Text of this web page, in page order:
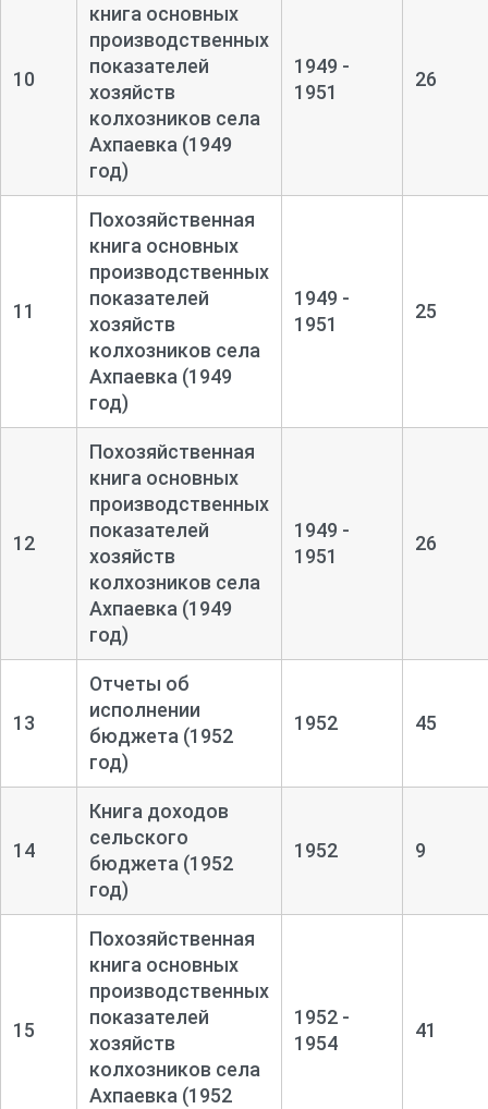
10
книга основных
производственных
показателей
хозяйств
колхозников села
Ахпаевка (1949
год)
1949 -
1951
26
11
Похозяйственная
книга основных
производственных
показателей
хозяйств
колхозников села
Ахпаевка (1949
год)
1949 -
1951
25
12
Похозяйственная
книга основных
производственных
показателей
хозяйств
колхозников села
Ахпаевка (1949
год)
1949 -
1951
26
13
Отчеты об
исполнении
бюджета (1952
год)
1952 45
14
Книга доходов
сельского
бюджета (1952
год)
1952 9
15
Похозяйственная
книга основных
производственных
показателей
хозяйств
колхозников села
Ахпаевка (1952
1952 -
1954
41